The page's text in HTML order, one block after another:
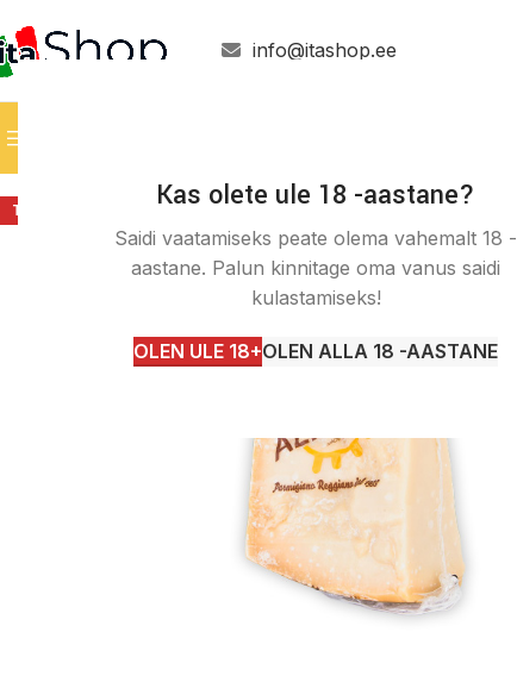
Kas olete ule 18 -aastane?
Saidi vaatamiseks peate olema vahemalt 18 -
aastane. Palun kinnitage oma vanus saidi
kulastamiseks!
OLEN ULE 18+OLEN ALLA 18 -AASTANE
info@itashop.ee
TELLIMUSEL